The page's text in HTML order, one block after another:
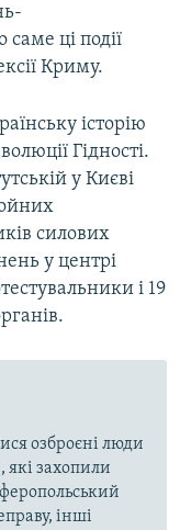
ці події
Криму.
історію
Гідності.
у Києві
силових
у центрі
і 19
озброєні люди
які захопили
інші